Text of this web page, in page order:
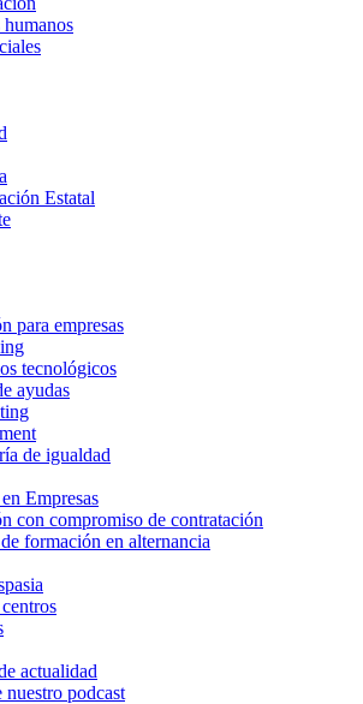
humanos
Estatal
para empresas
tecnológicos
ayudas
de igualdad
Empresas
con compromiso de contratación
formación en alternancia
actualidad
nuestro podcast